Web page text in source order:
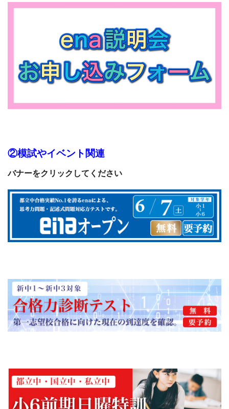
②模試やイベント関連
バナーをクリックしてください